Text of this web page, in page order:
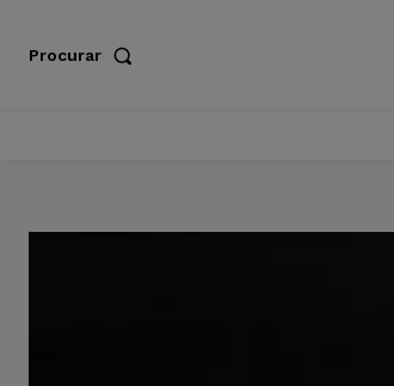
Procurar